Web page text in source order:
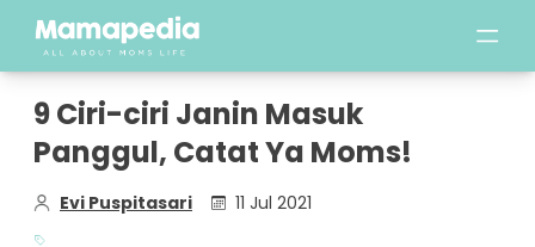
9 Ciri-ciri Janin Masuk
Panggul, Catat Ya Moms!
Evi Puspitasari 11 Jul 2021